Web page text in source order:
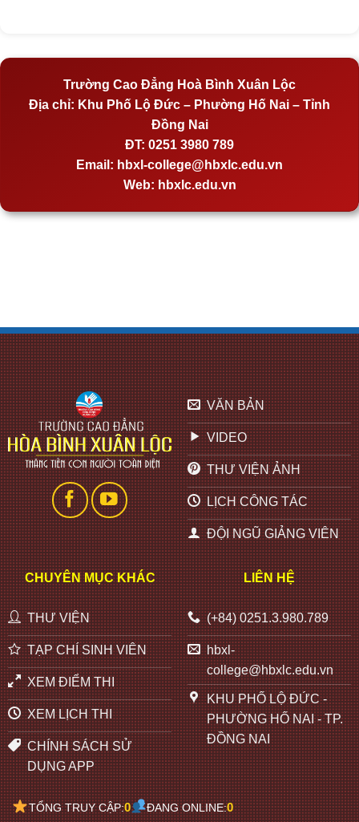
Trường Cao Đẳng Hoà Bình Xuân Lộc
Địa chỉ: Khu Phố Lộ Đức – Phường Hố Nai – Tỉnh
Đồng Nai
ĐT: 0251 3980 789
Email: hbxl-college@hbxlc.edu.vn
Web: hbxlc.edu.vn
VĂN BẢN
VIDEO
THƯ VIỆN ẢNH
LỊCH CÔNG TÁC
ĐỘI NGŨ GIẢNG VIÊN
CHUYÊN MỤC KHÁC
THƯ VIỆN
TẠP CHÍ SINH VIÊN
XEM ĐIỂM THI
XEM LỊCH THI
CHÍNH SÁCH SỬ
DỤNG APP
LIÊN HỆ
(+84) 0251.3.980.789
hbxl-
college@hbxlc.edu.vn
KHU PHỐ LỘ ĐỨC -
PHƯỜNG HỐ NAI - TP.
ĐỒNG NAI
TỔNG TRUY CẬP:0 ĐANG ONLINE:0